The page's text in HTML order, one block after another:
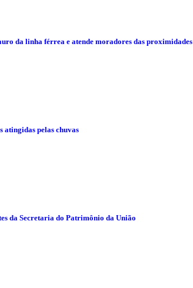
da linha férrea e atende moradores das proximidades
atingidas pelas chuvas
da Secretaria do Patrimônio da União